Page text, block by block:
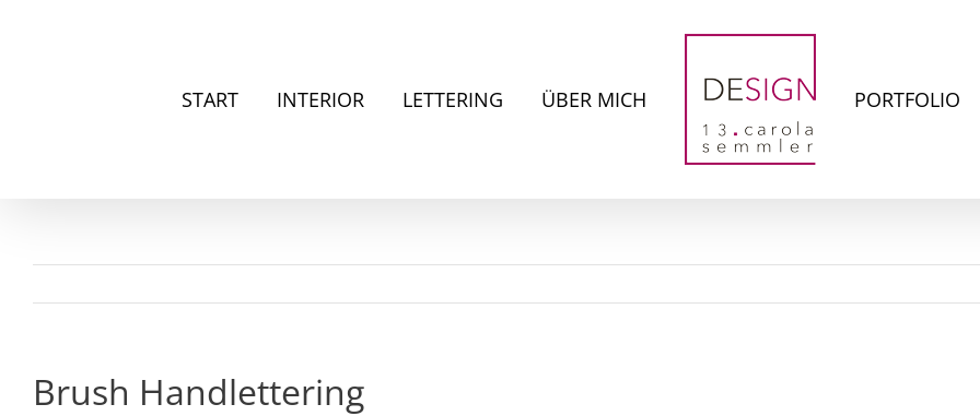
START
INTERIOR LETTERING ÜBER MICH PORTFOLIO
Brush Handlettering